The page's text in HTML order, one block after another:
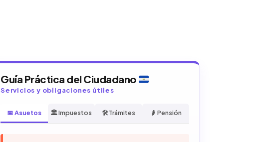
Guía Práctica del Ciudadano
Servicios y obligaciones útiles
📅 Asuetos 🏛️ Impuestos 🛠️ Trámites 👴 Pensión